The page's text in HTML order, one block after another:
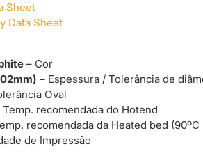
Sheet
Data Sheet
– Cor
– Espessura / Tolerância de
Oval
Temp. recomendada do Hotend
recomendada da Heated bed
de Impressão